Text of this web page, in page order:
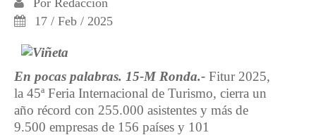
17 / Feb / 2025
En pocas palabras. 15-M Ronda.- Fitur 2025,
la 45ª Feria Internacional de Turismo, cierra un
año récord con 255.000 asistentes y más de
9.500 empresas de 156 países y 101